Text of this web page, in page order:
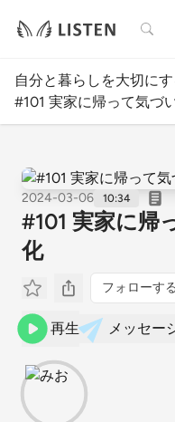
検索
自分と暮らしを大切に
#101 実家に帰って気づ
2024-03-06 10:34
#101 実家に帰
化
フォローする
再生 メッセー